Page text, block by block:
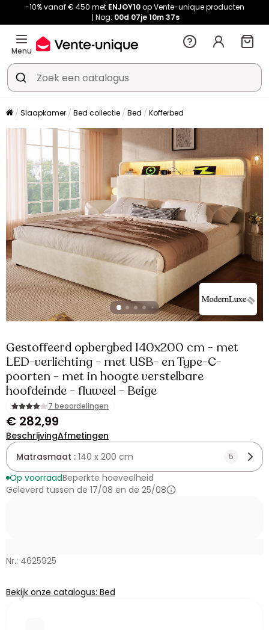
-10% vanaf € 450 met ENJOY10op Vente-unique producten
Nog: 00d 07je 10m 36s
Menu
Slaapkamer Bed collectie Bed Kofferbed
Gestoffeerd opbergbed 140x200 cm - met
LED-verlichting - met USB- en Type-C-
poorten - met in hoogte verstelbare
hoofdeinde - fluweel - Beige
7 beoordelingen
€ 282,99
BeschrijvingAfmetingen
Matrasmaat : 140 x 200 cm 5
Op voorraadBeperkte hoeveelheid
Geleverd tussen de 17/08 en de 25/08
Nr.: 4625925
Bekijk onze catalogus: Bed